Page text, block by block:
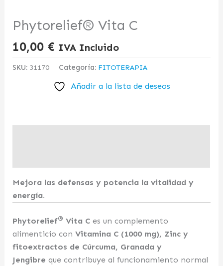
Phytorelief® Vita C
10,00 € IVA Incluido
SKU: 31170 Categoría: FITOTERAPIA
Añadir a la lista de deseos
Mejora las defensas y potencia la vitalidad y
energía.
Phytorelief® Vita C es un complemento
alimenticio conVitamina C (1000 mg), Zinc y
fitoextractos de Cúrcuma, Granada y
Jengibre que contribuye al funcionamiento normal